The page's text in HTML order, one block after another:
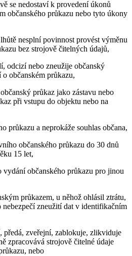
se nedostaví k provedení úkonů
občanského průkazu nebo tyto úkony
nesplní povinnost provést výměnu
bez strojově čitelných údajů,
odcizí nebo zneužije občanský
občanském průkazu,
průkaz jako zástavu nebo
při vstupu do objektu nebo na
průkazu a neprokáže souhlas občana,
občanského průkazu do 30 dnů
15 let,
vydání občanského průkazu pro jinou
průkazem, u něhož ohlásil ztrátu,
nebezpečí zneužití dat v identifikačním
předá, zveřejní, zablokuje, zlikviduje
zpracovává strojově čitelné údaje
nebo